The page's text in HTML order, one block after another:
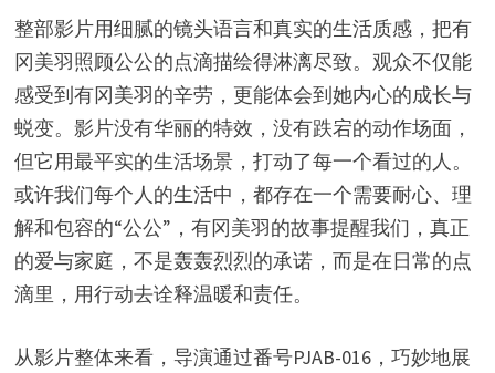
整部影片用细腻的镜头语言和真实的生活质感，把有
冈美羽照顾公公的点滴描绘得淋漓尽致。观众不仅能
感受到有冈美羽的辛劳，更能体会到她内心的成长与
蜕变。影片没有华丽的特效，没有跌宕的动作场面，
但它用最平实的生活场景，打动了每一个看过的人。
或许我们每个人的生活中，都存在一个需要耐心、理
解和包容的“公公”，有冈美羽的故事提醒我们，真正
的爱与家庭，不是轰轰烈烈的承诺，而是在日常的点
滴里，用行动去诠释温暖和责任。
从影片整体来看，导演通过番号PJAB-016，巧妙地展